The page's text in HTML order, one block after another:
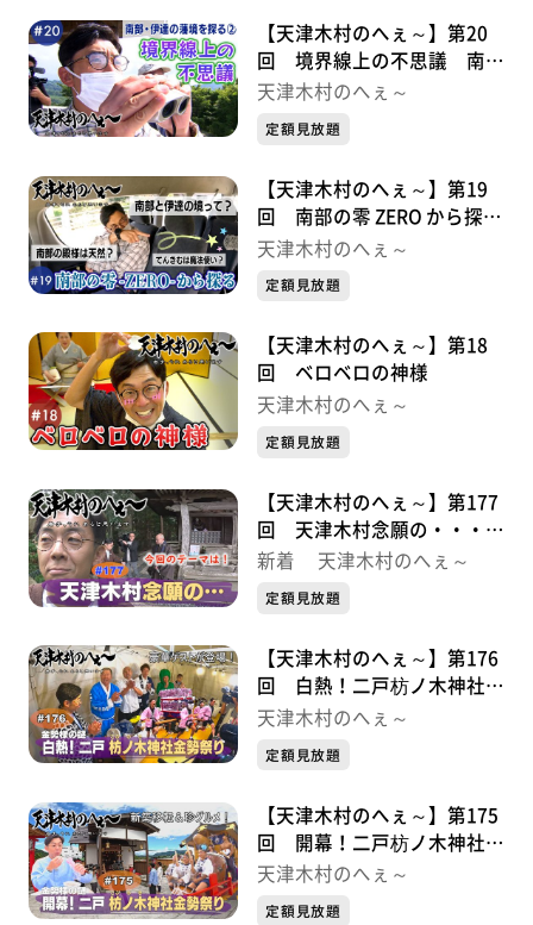
【天津木村のへぇ～】第20
回 境界線上の不思議 南
部・伊達の藩境を探る②
天津木村のへぇ～
定額見放題
【天津木村のへぇ～】第19
回 南部の零 ZERO から探
る 南部・伊達の藩境①
天津木村のへぇ～
定額見放題
【天津木村のへぇ～】第18
回 ベロベロの神様
天津木村のへぇ～
定額見放題
【天津木村のへぇ～】第177
回 天津木村念願の・・・義
経北行伝説序章①
新着 天津木村のへぇ～
定額見放題
【天津木村のへぇ～】第176
回 白熱！二戸枋ノ木神社金
勢祭り・・・金勢様シリーズ
天津木村のへぇ～
定額見放題
【天津木村のへぇ～】第175
回 開幕！二戸枋ノ木神社金
勢祭り・・・金勢様シリーズ
天津木村のへぇ～
定額見放題